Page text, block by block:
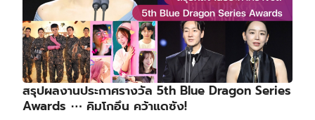
สรุปผลงานประกาศรางวัล 5th Blue Dragon Series
Awards ⋯ คิมโกอึน คว้าแดซัง!